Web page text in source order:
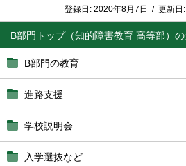
B部門トップ（知的障害教育 高等部）
B部門の教育
進路支援
学校説明会
入学選抜など
登録日: 2020年8月7日 / 更新日: